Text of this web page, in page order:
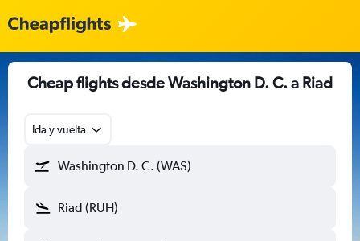
Cheap flights desde Washington D. C. a Riad
Ida y vuelta
Washington D. C. (WAS)
Riad (RUH)